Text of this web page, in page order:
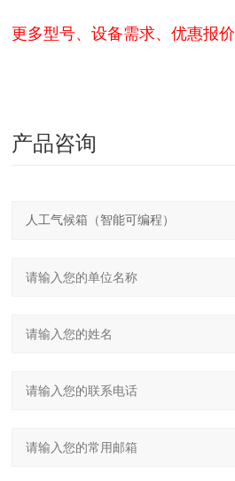
更多型号、设备需求、优惠报价
产品咨询